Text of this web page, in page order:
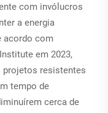
com invólucros
a energia
acordo com
em 2023,
projetos resistentes
tempo de
cerca de